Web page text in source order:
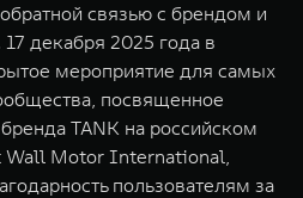
связью с брендом и
декабря 2025 года в
мероприятие для самых
посвященное
TANK на российском
Wall Motor International,
пользователям за